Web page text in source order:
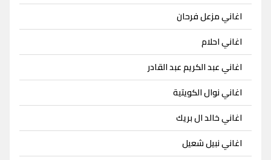
اغاني مزعل فرحان
اغاني احلام
اغاني عبد الكريم عبد القادر
اغاني نوال الكويتية
اغاني خالد ال بريك
اغاني نبيل شعيل